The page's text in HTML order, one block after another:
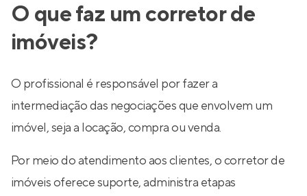
O que faz um corretor de
imóveis?
O profissional é responsável por fazer a
intermediação das negociações que envolvem um
imóvel, seja a locação, compra ou venda.
Por meio do atendimento aos clientes, o corretor de
imóveis oferece suporte, administra etapas